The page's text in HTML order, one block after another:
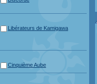
Libérateurs de Kamigawa
Cinquième Aube